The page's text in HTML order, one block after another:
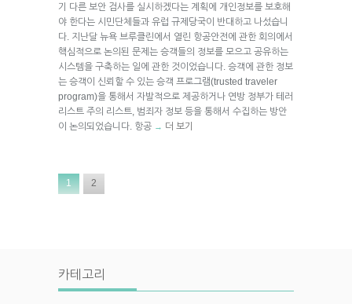
기 다른 보안 검사를 실시하겠다는 계획에 개인정보를 보호해
야 한다는 시민단체들과 유럽 규제당국이 반대하고 나섰습니
다. 지난달 뉴욕 브루클린에서 열린 항공안전에 관한 회의에서
핵심적으로 논의된 문제는 승객들의 정보를 모으고 공유하는
시스템을 구축하는 일에 관한 것이었습니다. 승객에 관한 정보
는 승객이 신뢰할 수 있는 승객 프로그램(trusted traveler
program)을 통해서 자발적으로 제공하거나 연방 정부가 테러
리스트 주의 리스트, 범죄자 정보 등을 통해서 수집하는 방안
이 논의되었습니다. 항공 → 더 보기
1 2
카테고리